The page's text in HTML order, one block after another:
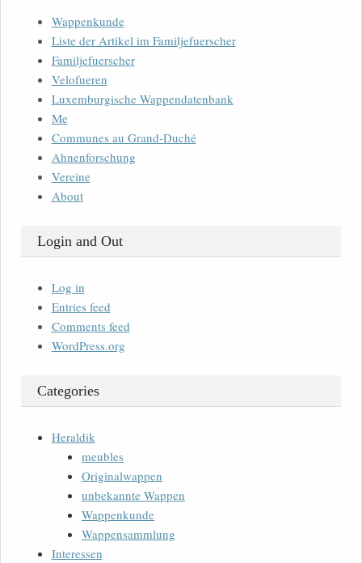
Wappenkunde
Liste der Artikel im Familjefuerscher
Familjefuerscher
Velofueren
Luxemburgische Wappendatenbank
Me
Communes au Grand-Duché
Ahnenforschung
Vereine
About
Login and Out
Log in
Entries feed
Comments feed
WordPress.org
Categories
Heraldik
meubles
Originalwappen
unbekannte Wappen
Wappenkunde
Wappensammlung
Interessen